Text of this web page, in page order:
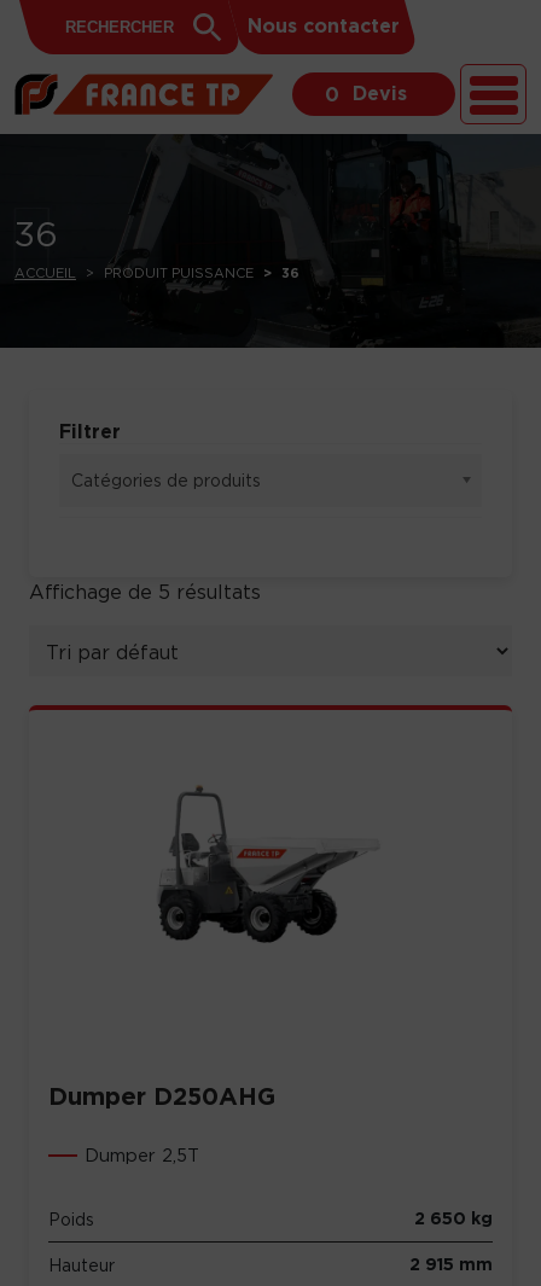
Skip to content
for:
Search
Button
Nous contacter
0 Devis
36
ACCUEIL PRODUIT PUISSANCE 36
Filtrer
Catégories de produits
Affichage de 5 résultats
Dumper D250AHG
Dumper 2,5T
Poids 2 650 kg
Hauteur 2 915 mm